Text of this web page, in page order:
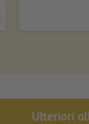
Ulteriori